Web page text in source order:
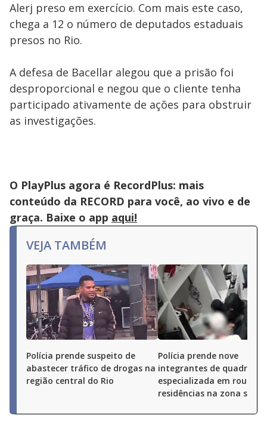
Alerj preso em exercício. Com mais este caso,
chega a 12 o número de deputados estaduais
presos no Rio.
A defesa de Bacellar alegou que a prisão foi
desproporcional e negou que o cliente tenha
participado ativamente de ações para obstruir
as investigações.
O PlayPlus agora é RecordPlus: mais
conteúdo da RECORD para você, ao vivo e de
graça. Baixe o app aqui!
VEJA TAMBÉM
Polícia prende suspeito de
abastecer tráfico de drogas na
região central do Rio
Polícia prende nove
integrantes de quadrilha
especializada em roubos
residências na zona sul